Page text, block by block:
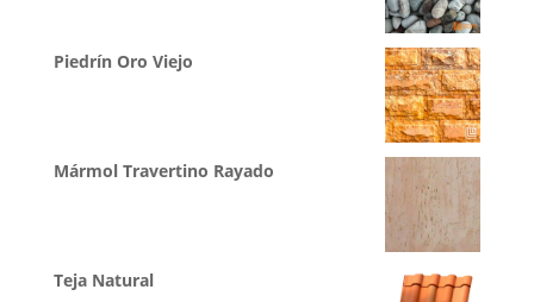
Piedrín Oro Viejo
Mármol Travertino Rayado
Teja Natural